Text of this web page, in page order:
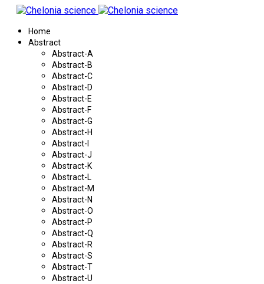
Home
Abstract
Abstract-A
Abstract-B
Abstract-C
Abstract-D
Abstract-E
Abstract-F
Abstract-G
Abstract-H
Abstract-I
Abstract-J
Abstract-K
Abstract-L
Abstract-M
Abstract-N
Abstract-O
Abstract-P
Abstract-Q
Abstract-R
Abstract-S
Abstract-T
Abstract-U